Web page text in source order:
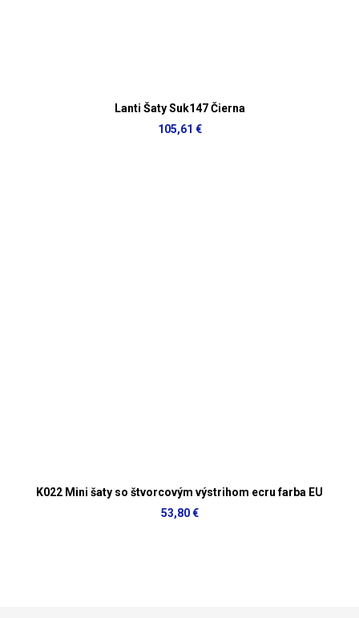
Lanti Šaty Suk147 Čierna
105,61 €
K022 Mini šaty so štvorcovým výstrihom ecru farba EU
53,80 €